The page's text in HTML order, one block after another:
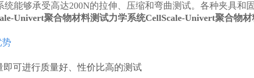
统能够承受高达200N的拉伸、压缩和弯曲测试。各种夹具和
Univert聚合物材料测试力学系统CellScale-Univert聚合物
势
即可进行质量好、性价比高的测试